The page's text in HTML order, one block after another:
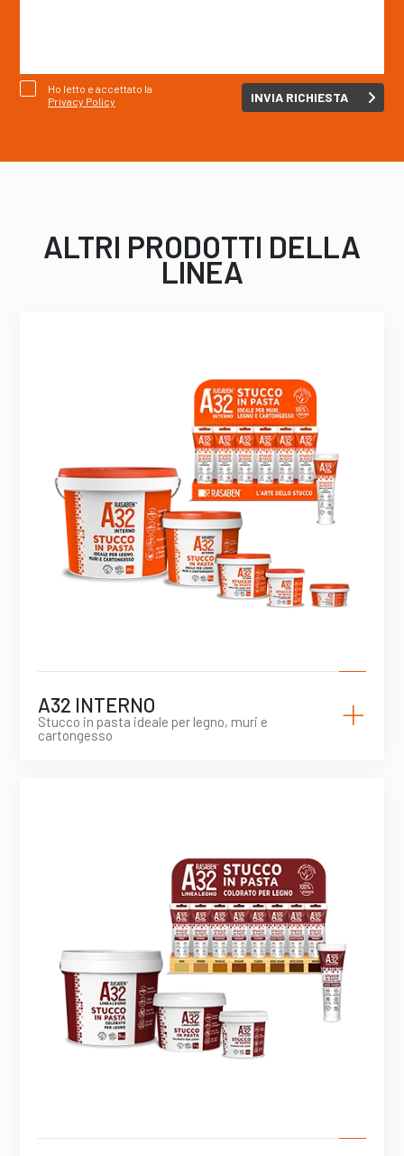
Ho letto e accettato la
Privacy Policy
ALTRI PRODOTTI DELLA
LINEA
A32 INTERNO
Stucco in pasta ideale per legno, muri e
cartongesso
+